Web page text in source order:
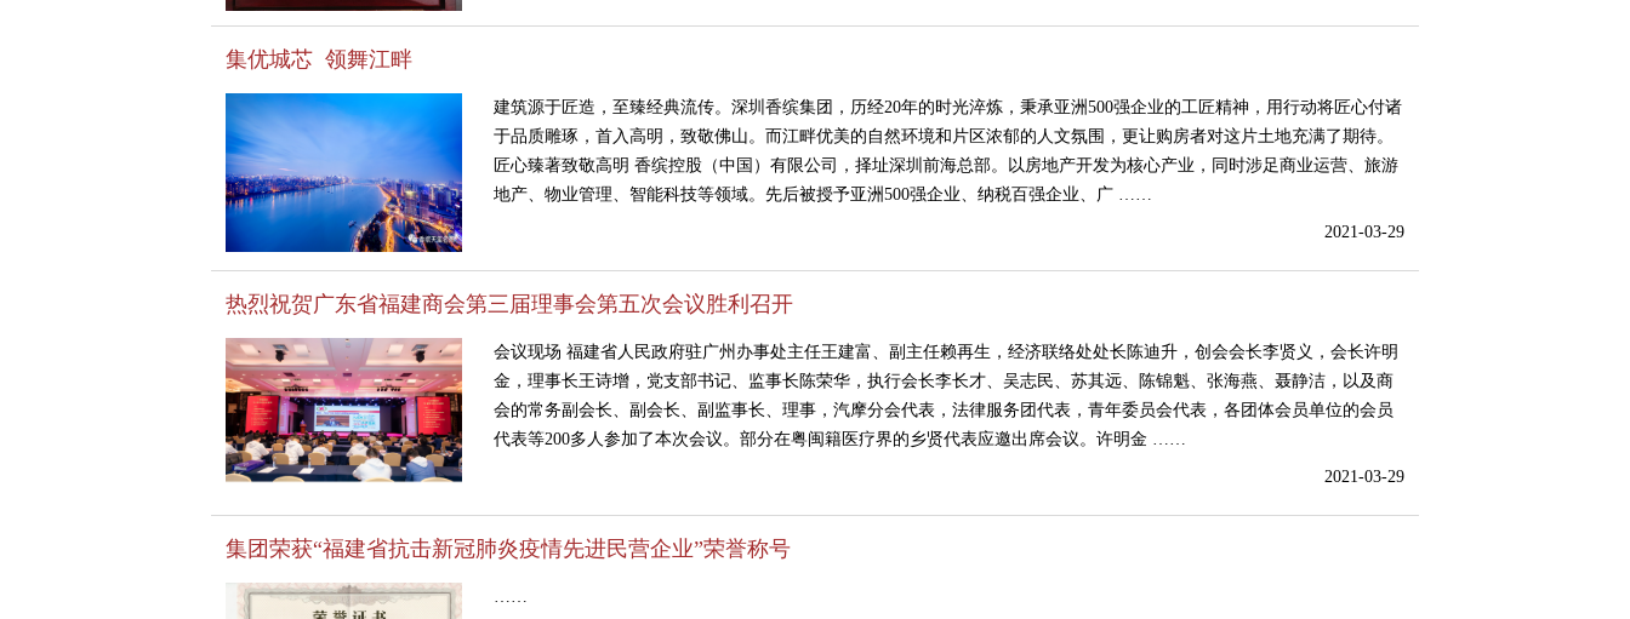
集优城芯 领舞江畔
建筑源于匠造，至臻经典流传。深圳香缤集团，历经20年的时光淬炼，秉承亚洲500强企业的工匠精神，用行动将匠心付诸
于品质雕琢，首入高明，致敬佛山。而江畔优美的自然环境和片区浓郁的人文氛围，更让购房者对这片土地充满了期待。
匠心臻著致敬高明 香缤控股（中国）有限公司，择址深圳前海总部。以房地产开发为核心产业，同时涉足商业运营、旅游
地产、物业管理、智能科技等领域。先后被授予亚洲500强企业、纳税百强企业、广 ……
2021-03-29
热烈祝贺广东省福建商会第三届理事会第五次会议胜利召开
会议现场 福建省人民政府驻广州办事处主任王建富、副主任赖再生，经济联络处处长陈迪升，创会会长李贤义，会长许明
金，理事长王诗增，党支部书记、监事长陈荣华，执行会长李长才、吴志民、苏其远、陈锦魁、张海燕、聂静洁，以及商
会的常务副会长、副会长、副监事长、理事，汽摩分会代表，法律服务团代表，青年委员会代表，各团体会员单位的会员
代表等200多人参加了本次会议。部分在粤闽籍医疗界的乡贤代表应邀出席会议。许明金 ……
2021-03-29
集团荣获“福建省抗击新冠肺炎疫情先进民营企业”荣誉称号
……